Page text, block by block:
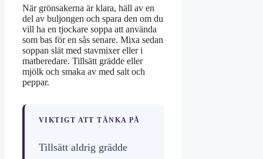
När grönsakerna är klara, häll av en
del av buljongen och spara den om du
vill ha en tjockare soppa att använda
som bas för en sås senare. Mixa sedan
soppan slät med stavmixer eller i
matberedare. Tillsätt grädde eller
mjölk och smaka av med salt och
peppar.
VIKTIGT ATT TÄNKA PÅ
Tillsätt aldrig grädde